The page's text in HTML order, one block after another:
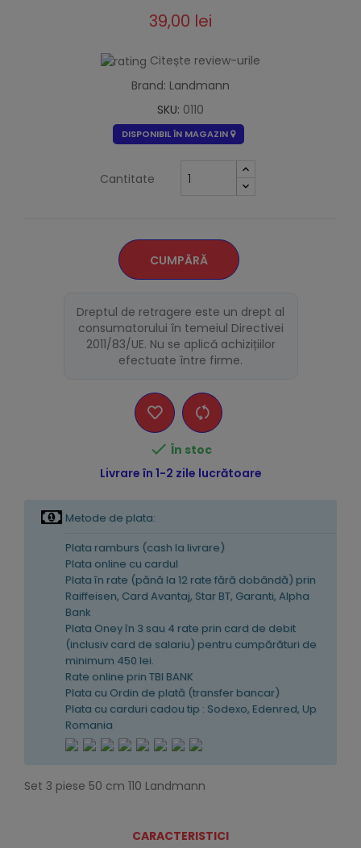
39,00 lei
Citește review-urile
Brand: Landmann
SKU: 0110
DISPONIBIL ÎN MAGAZIN
Cantitate
CUMPĂRĂ
Dreptul de retragere este un drept al
consumatorului în temeiul Directivei
2011/83/UE. Nu se aplică achizițiilor
efectuate între firme.
 În stoc
Livrare în 1-2 zile lucrătoare
Metode de plata:
Plata ramburs (cash la livrare)
Plata online cu cardul
Plata în rate (pănă la 12 rate fără dobândă) prin
Raiffeisen, Card Avantaj, Star BT, Garanti, Alpha
Bank
Plata Oney în 3 sau 4 rate prin card de debit
(inclusiv card de salariu) pentru cumpărături de
minimum 450 lei.
Rate online prin TBI BANK
Plata cu Ordin de plată (transfer bancar)
Plata cu carduri cadou tip : Sodexo, Edenred, Up
Romania
Set 3 piese 50 cm 110 Landmann
CARACTERISTICI